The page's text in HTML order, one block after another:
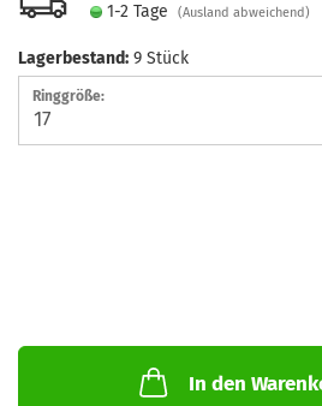
1-2 Tage
(Ausland abweichend)
Lagerbestand: 9 Stück
Ringgröße:
In den